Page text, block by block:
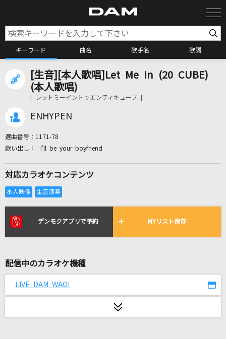
キーワード 曲名 歌手名 歌詞
カラオケ検索
カラオケリクエスト
リアルタイムで歌われている曲の一覧
田園
[生音]ひまわりの約束
秦 基博
back number
[生音][本人歌唱]Let Me In (20 CUBE)
(本人歌唱)
[ レットミーイントゥエンティキューブ ]
ENHYPEN
選曲番号： 1171-78
I'll be your boyfriend
対応カラオケコンテンツ
デンモクアプリで予約 MYリスト保存
配信中のカラオケ機種
LIVE DAM WAO!